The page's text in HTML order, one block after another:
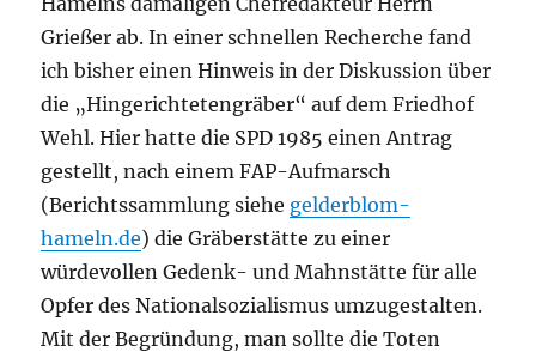
Grießer ab. In einer schnellen Recherche fand
ich bisher einen Hinweis in der Diskussion über
die „Hingerichtetengräber“ auf dem Friedhof
Wehl. Hier hatte die SPD 1985 einen Antrag
gestellt, nach einem FAP-Aufmarsch
(Berichtssammlung siehe gelderblom-
hameln.de) die Gräberstätte zu einer
würdevollen Gedenk- und Mahnstätte für alle
Opfer des Nationalsozialismus umzugestalten.
Mit der Begründung, man sollte die Toten